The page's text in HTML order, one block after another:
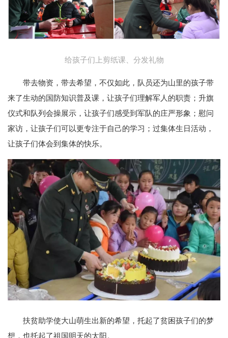
给孩子们上剪纸课、分发礼物
带去物资，带去希望，不仅如此，队员还为山里的孩子带
来了生动的国防知识普及课，让孩子们理解军人的职责；升旗
仪式和队列会操展示，让孩子们感受到军队的庄严形象；慰问
家访，让孩子们可以更专注于自己的学习；过集体生日活动，
让孩子们体会到集体的快乐。
扶贫助学使大山萌生出新的希望，托起了贫困孩子们的梦
想，也托起了祖国明天的太阳。